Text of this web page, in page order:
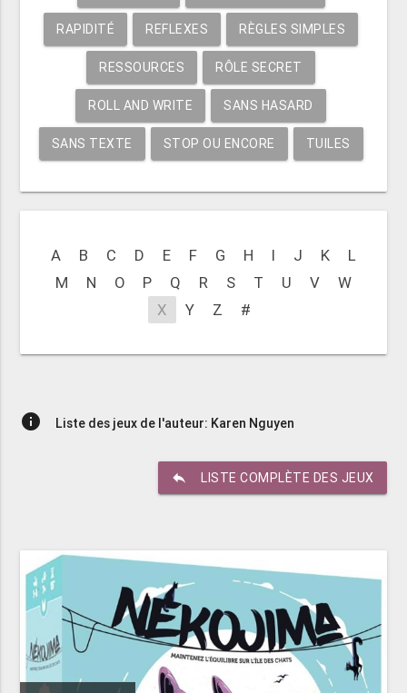
RAPIDITÉ REFLEXES RÈGLES SIMPLES
RESSOURCES RÔLE SECRET
ROLL AND WRITE SANS HASARD
SANS TEXTE STOP OU ENCORE TUILES
A B C D E F G H I J K
L
M
N O P Q R S T U V
W
X
Y Z #
info Liste des jeux de l'auteur: Karen Nguyen
reply LISTE COMPLÈTE DES JEUX